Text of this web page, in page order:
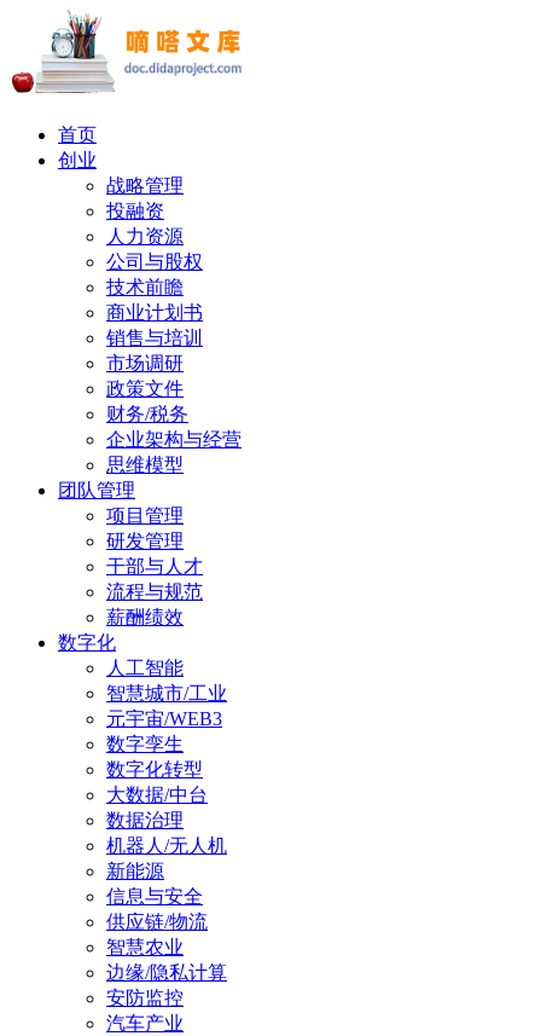
首页
创业
战略管理
投融资
人力资源
公司与股权
技术前瞻
商业计划书
销售与培训
市场调研
政策文件
财务/税务
企业架构与经营
思维模型
团队管理
项目管理
研发管理
干部与人才
流程与规范
薪酬绩效
数字化
人工智能
智慧城市/工业
元宇宙/WEB3
数字孪生
数字化转型
大数据/中台
数据治理
机器人/无人机
新能源
信息与安全
供应链/物流
智慧农业
边缘/隐私计算
安防监控
汽车产业